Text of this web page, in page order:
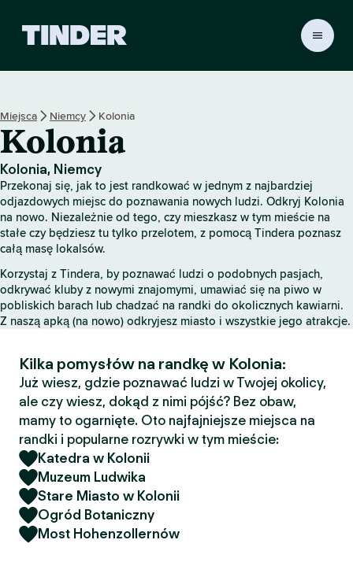
r
o
n
a
g
w
n
a
Miejsca Niemcy Kolonia
Kolonia
Kolonia, Niemcy
Przekonaj się, jak to jest randkować w jednym z najbardziej
odjazdowych miejsc do poznawania nowych ludzi. Odkryj Kolonia
na nowo. Niezależnie od tego, czy mieszkasz w tym mieście na
stałe czy będziesz tu tylko przelotem, z pomocą Tindera poznasz
całą masę lokalsów.
Korzystaj z Tindera, by poznawać ludzi o podobnych pasjach,
odkrywać kluby z nowymi znajomymi, umawiać się na piwo w
pobliskich barach lub chadzać na randki do okolicznych kawiarni.
Z naszą apką (na nowo) odkryjesz miasto i wszystkie jego atrakcje.
Kilka pomysłów na randkę w Kolonia:
Już wiesz, gdzie poznawać ludzi w Twojej okolicy,
ale czy wiesz, dokąd z nimi pójść? Bez obaw,
mamy to ogarnięte. Oto najfajniejsze miejsca na
randki i popularne rozrywki w tym mieście:
Katedra w Kolonii
Muzeum Ludwika
Stare Miasto w Kolonii
Ogród Botaniczny
Most Hohenzollernów